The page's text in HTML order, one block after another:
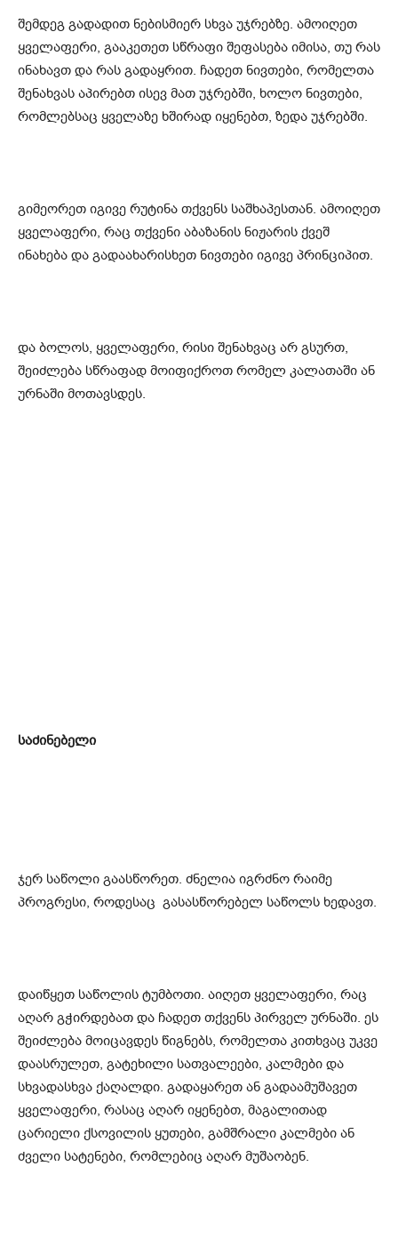
შემდეგ გადადით ნებისმიერ სხვა უჯრებზე. ამოიღეთ
ყველაფერი, გააკეთეთ სწრაფი შეფასება იმისა, თუ რას
ინახავთ და რას გადაყრით. ჩადეთ ნივთები, რომელთა
შენახვას აპირებთ ისევ მათ უჯრებში, ხოლო ნივთები,
რომლებსაც ყველაზე ხშირად იყენებთ, ზედა უჯრებში.
გიმეორეთ იგივე რუტინა თქვენს საშხაპესთან. ამოიღეთ
ყველაფერი, რაც თქვენი აბაზანის ნიჟარის ქვეშ
ინახება და გადაახარისხეთ ნივთები იგივე პრინციპით.
და ბოლოს, ყველაფერი, რისი შენახვაც არ გსურთ,
შეიძლება სწრაფად მოიფიქროთ რომელ კალათაში ან
ურნაში მოთავსდეს.
საძინებელი
ჯერ საწოლი გაასწორეთ. ძნელია იგრძნო რაიმე
პროგრესი, როდესაც გასასწორებელ საწოლს ხედავთ.
დაიწყეთ საწოლის ტუმბოთი. აიღეთ ყველაფერი, რაც
აღარ გჭირდებათ და ჩადეთ თქვენს პირველ ურნაში. ეს
შეიძლება მოიცავდეს წიგნებს, რომელთა კითხვაც უკვე
დაასრულეთ, გატეხილი სათვალეები, კალმები და
სხვადასხვა ქაღალდი. გადაყარეთ ან გადაამუშავეთ
ყველაფერი, რასაც აღარ იყენებთ, მაგალითად
ცარიელი ქსოვილის ყუთები, გამშრალი კალმები ან
ძველი სატენები, რომლებიც აღარ მუშაობენ.